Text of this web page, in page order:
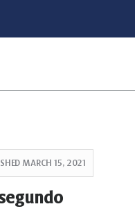
MARCH 15, 2021